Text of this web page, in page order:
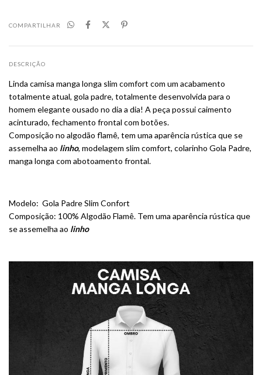
COMPARTILHAR
DESCRIÇÃO
Linda camisa manga longa slim comfort com um acabamento
totalmente atual, gola padre, totalmente desenvolvida para o
homem elegante ousado no dia a dia! A peça possui caimento
acinturado, fechamento frontal com botões.
Composição no algodão flamê, tem uma aparência rústica que se
assemelha ao linho, modelagem slim comfort, colarinho Gola Padre,
manga longa com abotoamento frontal.
Modelo: Gola Padre Slim Confort
Composição: 100% Algodão Flamê. Tem uma aparência rústica que
se assemelha ao linho